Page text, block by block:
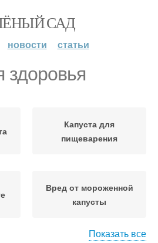
САД
новости статьи
здоровья
Капуста для
пищеварения
Вред от мороженной
капусты
Показать все